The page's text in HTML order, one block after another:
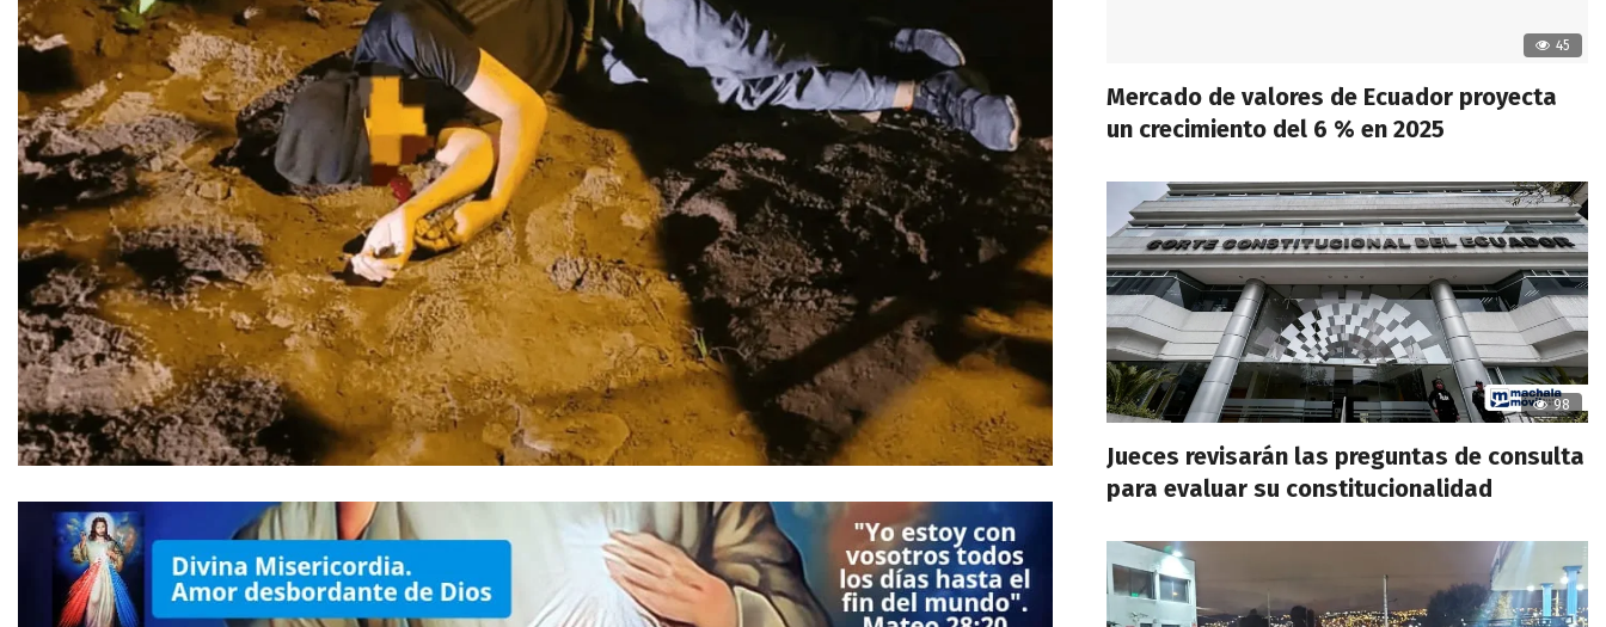
45
Mercado de valores de Ecuador proyecta
un crecimiento del 6 % en 2025
98
Jueces revisarán las preguntas de consulta
para evaluar su constitucionalidad